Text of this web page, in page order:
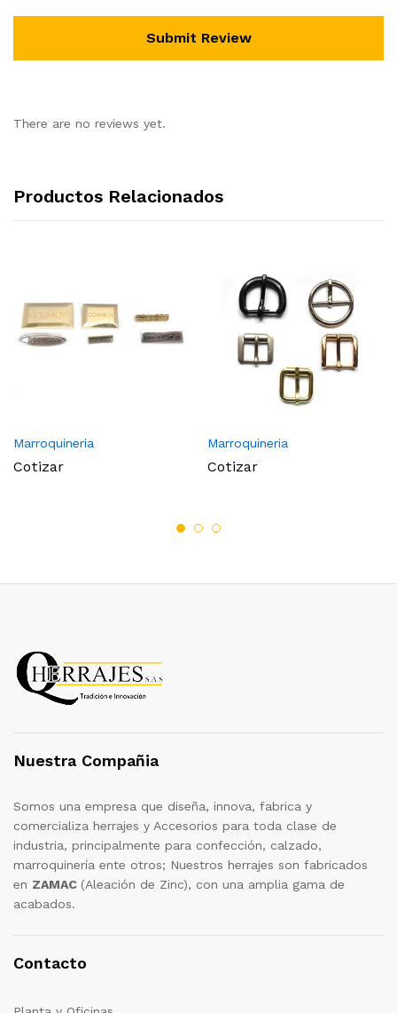
There are no reviews yet.
Productos Relacionados
Marroquineria
Cotizar
Marroquineria
Cotizar
Nuestra Compañia
Somos una empresa que diseña, innova, fabrica y
comercializa herrajes y Accesorios para toda clase de
industria, principalmente para confección, calzado,
marroquinería ente otros; Nuestros herrajes son fabricados
en ZAMAC (Aleación de Zinc), con una amplia gama de
acabados.
Contacto